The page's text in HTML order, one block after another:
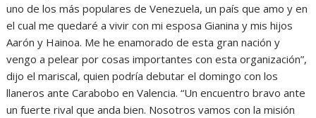
uno de los más populares de Venezuela, un país que amo y en
el cual me quedaré a vivir con mi esposa Gianina y mis hijos
Aarón y Hainoa. Me he enamorado de esta gran nación y
vengo a pelear por cosas importantes con esta organización”,
dijo el mariscal, quien podría debutar el domingo con los
llaneros ante Carabobo en Valencia. “Un encuentro bravo ante
un fuerte rival que anda bien. Nosotros vamos con la misión